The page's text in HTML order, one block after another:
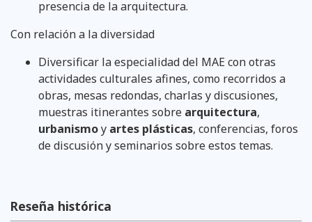
presencia de la arquitectura.
Con relación a la diversidad
Diversificar la especialidad del MAE con otras
actividades culturales afines, como recorridos a
obras, mesas redondas, charlas y discusiones,
muestras itinerantes sobre arquitectura,
urbanismoy artes plásticas, conferencias, foros
de discusión y seminarios sobre estos temas.
Reseña histórica